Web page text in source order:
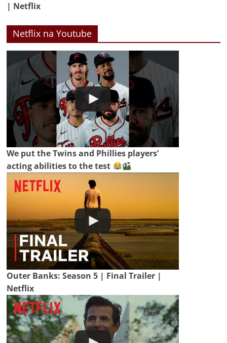
| Netflix
Netflix na Youtube
We put the Twins and Phillies players’
acting abilities to the test
Outer Banks: Season 5 | Final Trailer |
Netflix